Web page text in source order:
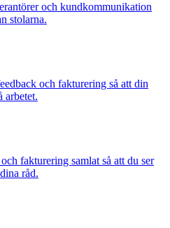
och kundkommunikation
stolarna.
och fakturering så att din
arbetet.
fakturering samlat så att du ser
råd.